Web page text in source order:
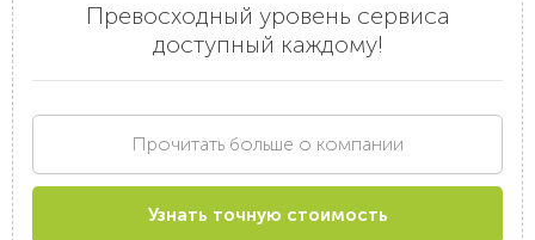
Превосходный уровень сервиса
доступный каждому!
Прочитать больше о компании
Узнать точную стоимость